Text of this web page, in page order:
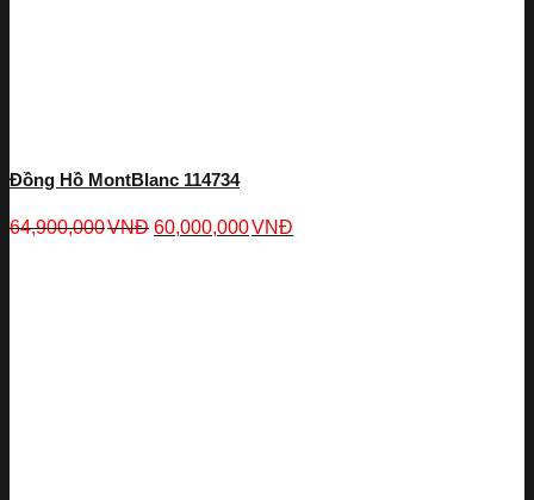
Đồng Hồ MontBlanc 114734
64,900,000VNĐ 60,000,000VNĐ